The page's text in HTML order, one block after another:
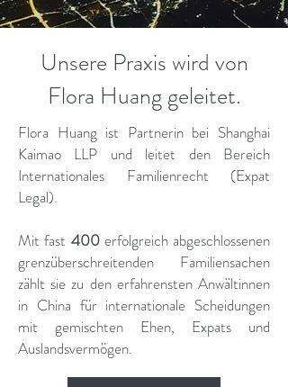
Unsere Praxis wird von
Flora Huang geleitet.
Flora Huang ist Partnerin bei Shanghai
Kaimao LLP und leitet den Bereich
Internationales Familienrecht (Expat
Legal).
Mit fast 400 erfolgreich abgeschlossenen
grenzüberschreitenden Familiensachen
zählt sie zu den erfahrensten Anwältinnen
in China für internationale Scheidungen
mit gemischten Ehen, Expats und
Auslandsvermögen.